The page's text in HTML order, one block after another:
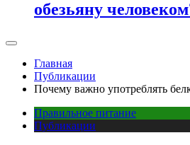
обезьяну
Главная
Публикации
Почему важно употреблять
Правильное питание
Публикации